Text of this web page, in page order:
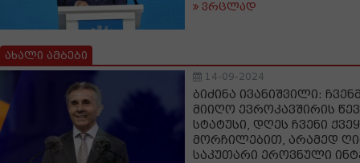
ვრცლად
ახალი ამბები
14-09-2024
ბიძინა ივანიშვილი:
მიიღო ევროკავშირის
სტატუსი, დღეს ჩვენი
მორჩილებით, არამედ
საკუთარი ეროვნული